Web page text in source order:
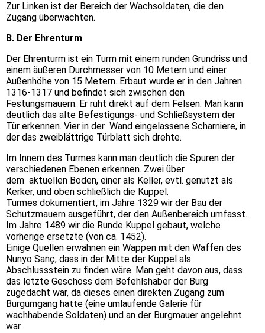
Zur Linken ist der Bereich der Wachsoldaten, die den
Zugang überwachten.
B. Der Ehrenturm
Der Ehrenturm ist ein Turm mit einem runden Grundriss und
einem äußeren Durchmesser von 10 Metern und einer
Außenhöhe von 15 Metern. Erbaut wurde er in den Jahren
1316-1317 und befindet sich zwischen den
Festungsmauern. Er ruht direkt auf dem Felsen. Man kann
deutlich das alte Befestigungs- und Schließsystem der
Tür erkennen. Vier in der Wand eingelassene Scharniere, in
der das zweiblättrige Türblatt sich drehte.
Im Innern des Turmes kann man deutlich die Spuren der
verschiedenen Ebenen erkennen. Zwei über
dem aktuellen Boden, einer als Keller, evtl. genutzt als
Kerker, und oben schließlich die Kuppel.
Turmes dokumentiert, im Jahre 1329 wir der Bau der
Schutzmauern ausgeführt, der den Außenbereich umfasst.
Im Jahre 1489 wir die Runde Kuppel gebaut, welche
vorherige ersetzte (von ca. 1452).
Einige Quellen erwähnen ein Wappen mit den Waffen des
Nunyo Sanç, dass in der Mitte der Kuppel als
Abschlussstein zu finden wäre. Man geht davon aus, dass
das letzte Geschoss dem Befehlshaber der Burg
zugedacht war, da dieses einen direkten Zugang zum
Burgumgang hatte (eine umlaufende Galerie für
wachhabende Soldaten) und an der Burgmauer angelehnt
war.